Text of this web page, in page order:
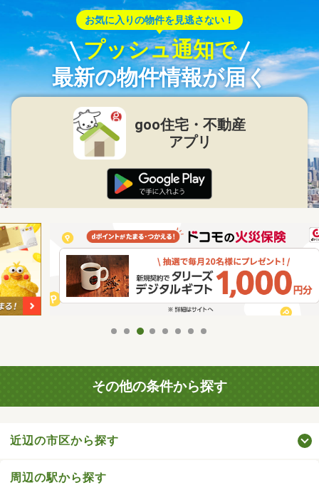
お気に入りの物件を見逃さない！
プッシュ通知で
最新の物件情報が届く
goo住宅・不動産
アプリ
その他の条件から探す
近辺の市区から探す
周辺の駅から探す